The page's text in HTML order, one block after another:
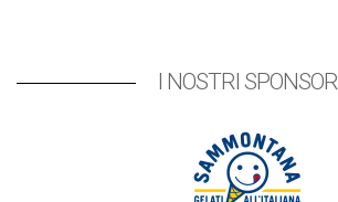
I NOSTRI SPONSOR